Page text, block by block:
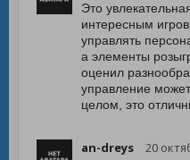
Это
интересным
управлять
а элементы
оценил
управление
целом, это
an-dreys 20